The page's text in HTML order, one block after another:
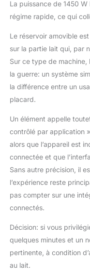
La puissance de 1450
régime rapide, ce qui
Le réservoir amovible
sur la partie lait qui, par
Sur ce type de machine,
la guerre: un système
la différence entre un
placard.
Un élément appelle
contrôlé par application
alors que l’appareil est
connectée et que
Sans autre précision, il
l’expérience reste
pas compter sur une
connectés.
Décision: si vous
quelques minutes et un
pertinente, à condition
au lait.